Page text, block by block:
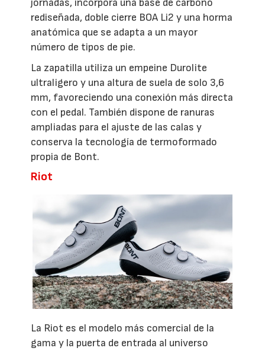
jornadas, incorpora una base de carbono
rediseñada, doble cierre BOA Li2 y una horma
anatómica que se adapta a un mayor
número de tipos de pie.
La zapatilla utiliza un empeine Durolite
ultraligero y una altura de suela de solo 3,6
mm, favoreciendo una conexión más directa
con el pedal. También dispone de ranuras
ampliadas para el ajuste de las calas y
conserva la tecnología de termoformado
propia de Bont.
Riot
La Riot es el modelo más comercial de la
gama y la puerta de entrada al universo